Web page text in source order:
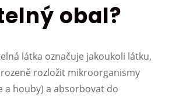
obal?
látka označuje jakoukoli látku,
rozložit mikroorganismy
a houby) a absorbovat do